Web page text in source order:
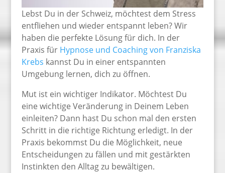
Lebst Du in der Schweiz, möchtest dem Stress
entfliehen und wieder entspannt leben? Wir
haben die perfekte Lösung für dich. In der
Praxis für Hypnose und Coaching von Franziska
Krebs kannst Du in einer entspannten
Umgebung lernen, dich zu öffnen.
Mut ist ein wichtiger Indikator. Möchtest Du
eine wichtige Veränderung in Deinem Leben
einleiten? Dann hast Du schon mal den ersten
Schritt in die richtige Richtung erledigt. In der
Praxis bekommst Du die Möglichkeit, neue
Entscheidungen zu fällen und mit gestärkten
Instinkten den Alltag zu bewältigen.